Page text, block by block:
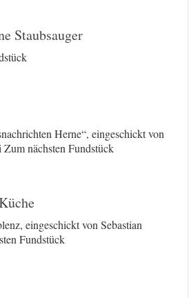
Staubsauger
Herne“, eingeschickt von
nächsten Fundstück
eingeschickt von Sebastian
Fundstück